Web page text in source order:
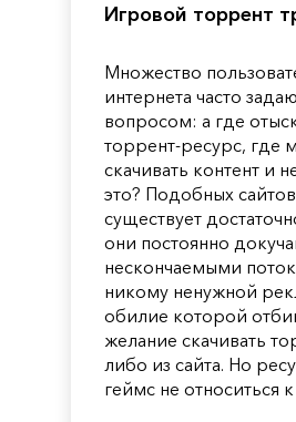
Игровой торрент
Множество
интернета часто
вопросом: а где
торрент-ресурс, где
скачивать контент и
это? Подобных
существует
они постоянно
нескончаемыми
никому ненужной
обилие которой
желание скачивать
либо из сайта. Но
геймс не относиться